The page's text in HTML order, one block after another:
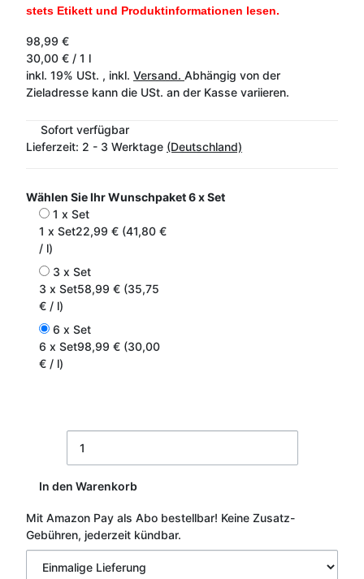
stets Etikett und Produktinformationen lesen.
98,99 €
30,00 € / 1 l
inkl. 19% USt. , inkl. Versand. Abhängig von der
Zieladresse kann die USt. an der Kasse variieren.
Sofort verfügbar
Lieferzeit: 2 - 3 Werktage (Deutschland)
Wählen Sie Ihr Wunschpaket6 x Set
1 x Set
1 x Set22,99 € (41,80 €
/ l)
3 x Set
3 x Set58,99 € (35,75
€ / l)
6 x Set
6 x Set98,99 € (30,00
€ / l)
In den Warenkorb
Mit Amazon Pay als Abo bestellbar! Keine Zusatz-
Gebühren, jederzeit kündbar.